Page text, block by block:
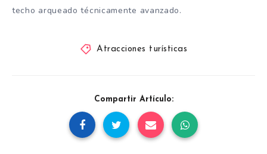
techo arqueado técnicamente avanzado.
Atracciones turísticas
Compartir Artículo: